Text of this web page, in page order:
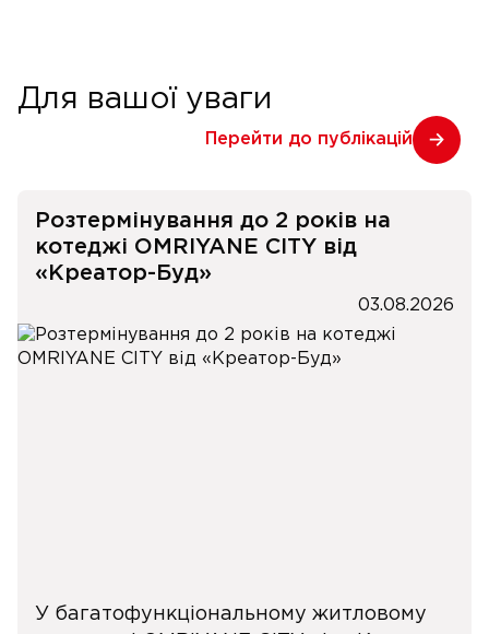
Для вашої уваги
Перейти до публікацій
Розтермінування до 2 років на
котеджі OMRIYANE CITY від
«Креатор-Буд»
03.08.2026
У багатофункціональному житловому